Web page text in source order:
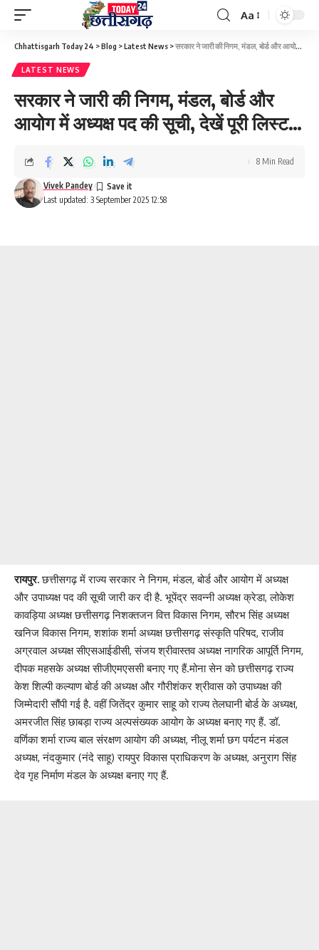
Font
Resizer
Aa
Chhattisgarh Today 24 >Blog >Latest News >सरकार ने जारी की निगम, मंडल, बोर्ड और आयोग में अध्यक्ष पद की सूची, देखें पूरी लिस्ट…
LATEST NEWS
सरकार ने जारी की निगम, मंडल, बोर्ड और
आयोग में अध्यक्ष पद की सूची, देखें पूरी लिस्ट…
Last updated: 3 September 2025 12:58
Vivek Pandey
8 Min Read
रायपुर.छत्तीसगढ़ में राज्य सरकार ने निगम, मंडल, बोर्ड और आयोग में अध्यक्ष
और उपाध्यक्ष पद की सूची जारी कर दी है. भूपेंद्र सवन्नी अध्यक्ष क्रेडा, लोकेश
कावड़िया अध्यक्ष छत्तीसगढ़ निशक्तजन वित्त विकास निगम, सौरभ सिंह अध्यक्ष
खनिज विकास निगम, शशांक शर्मा अध्यक्ष छत्तीसगढ़ संस्कृति परिषद, राजीव
अग्रवाल अध्यक्ष सीएसआईडीसी, संजय श्रीवास्तव अध्यक्ष नागरिक आपूर्ति निगम,
दीपक महसके अध्यक्ष सीजीएमएससी बनाए गए हैं.मोना सेन को छत्तीसगढ़ राज्य
केश शिल्पी कल्याण बोर्ड की अध्यक्ष और गौरीशंकर श्रीवास को उपाध्यक्ष की
जिम्मेदारी सौंपी गई है. वहीं जितेंद्र कुमार साहू को राज्य तेलघानी बोर्ड के अध्यक्ष,
अमरजीत सिंह छाबड़ा राज्य अल्पसंख्यक आयोग के अध्यक्ष बनाए गए हैं. डॉ.
वर्णिका शर्मा राज्य बाल संरक्षण आयोग की अध्यक्ष, नीलू शर्मा छग पर्यटन मंडल
अध्यक्ष, नंदकुमार (नंदे साहू) रायपुर विकास प्राधिकरण के अध्यक्ष, अनुराग सिंह
देव गृह निर्माण मंडल के अध्यक्ष बनाए गए हैं.